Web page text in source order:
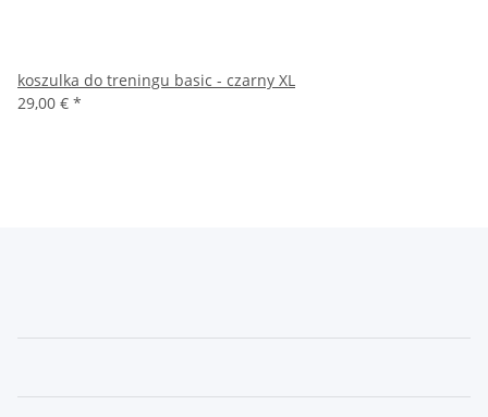
koszulka do treningu basic - czarny XL
29,00 € *